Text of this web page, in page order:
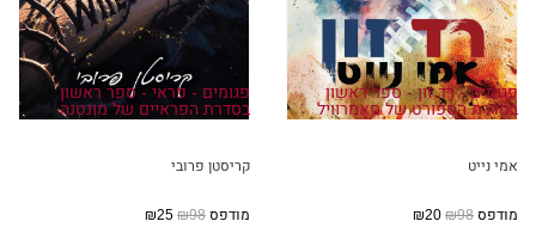
פגומים - רד זון - ספר ראשון
בסדרת הספורט של סאמרוויל
אמי נייט
מודפס₪98
פגומים - פראי - ספר ראשון
בסדרת הפראיים של מונטנה
קריסטן פרובי
מודפס₪98